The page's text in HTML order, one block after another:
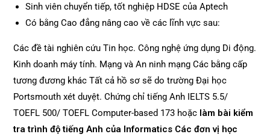
Sinh viên chuyển tiếp, tốt nghiệp HDSE của Aptech
Có bằng Cao đẳng nâng cao về các lĩnh vực sau:
Các đề tài nghiên cứu Tin học. Công nghệ ứng dụng Di động.
Kinh doanh máy tính. Mạng và An ninh mạng Các bằng cấp
tương đương khác Tất cả hồ sơ sẽ do trường Đại học
Portsmouth xét duyệt. Chứng chỉ tiếng Anh IELTS 5.5/
TOEFL 500/ TOEFL Computer-based 173 hoặc làm bài kiểm
tra trình độ tiếng Anh của Informatics Các đơn vị học